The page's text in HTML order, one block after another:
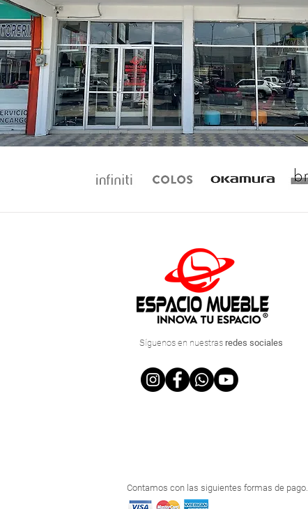
Síguenos en nuestras redes sociales
Contamos con las siguientes formas de pago.